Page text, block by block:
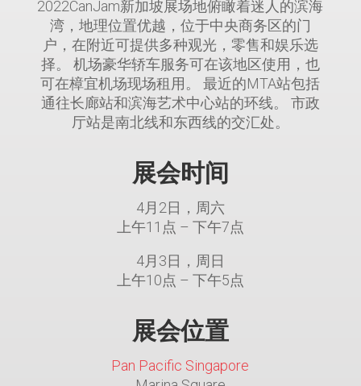
2022CanJam新加坡展场地俯瞰着迷人的滨海
湾，地理位置优越，位于中央商务区的门
户，在附近可提供多种观光，零售和娱乐选
择。 机场豪华轿车服务可在该地区使用，也
可在樟宜机场现场租用。 最近的MTA站包括
通往长廊站和滨海艺术中心站的环线。 市政
厅站是南北线和东西线的交汇处。
展会时间
4月2日，周六
上午11点 – 下午7点
4月3日，周日
上午10点 – 下午5点
展会位置
Pan Pacific Singapore